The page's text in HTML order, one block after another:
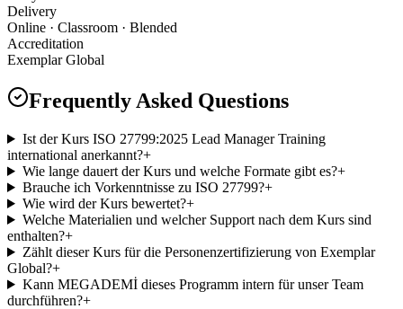
Delivery
Online · Classroom · Blended
Accreditation
Exemplar Global
Frequently Asked Questions
Ist der Kurs ISO 27799:2025 Lead Manager Training
international anerkannt?+
Wie lange dauert der Kurs und welche Formate gibt es?+
Brauche ich Vorkenntnisse zu ISO 27799?+
Wie wird der Kurs bewertet?+
Welche Materialien und welcher Support nach dem Kurs sind
enthalten?+
Zählt dieser Kurs für die Personenzertifizierung von Exemplar
Global?+
Kann MEGADEMİ dieses Programm intern für unser Team
durchführen?+